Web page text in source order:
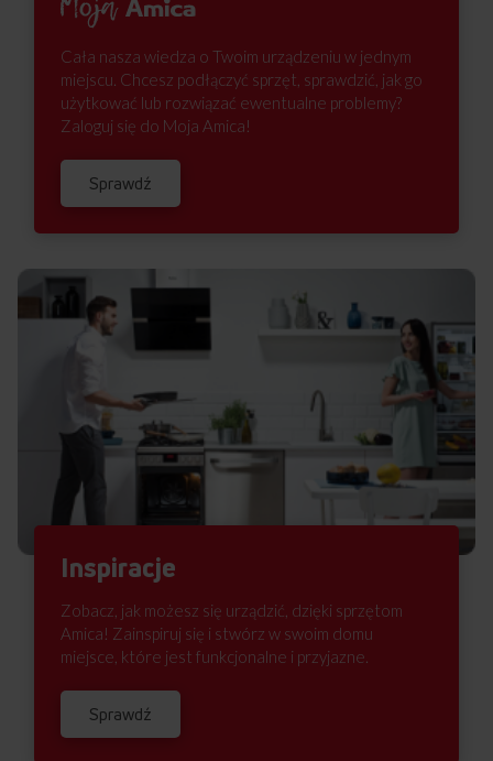
Cała nasza wiedza o Twoim urządzeniu w jednym
miejscu. Chcesz podłączyć sprzęt, sprawdzić, jak go
użytkować lub rozwiązać ewentualne problemy?
Zaloguj się do Moja Amica!
Sprawdź
Inspiracje
Zobacz, jak możesz się urządzić, dzięki sprzętom
Amica! Zainspiruj się i stwórz w swoim domu
miejsce, które jest funkcjonalne i przyjazne.
Sprawdź